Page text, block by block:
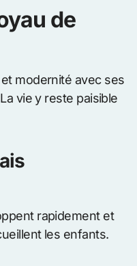
de
modernité avec ses
vie y reste paisible
rapidement et
les enfants.